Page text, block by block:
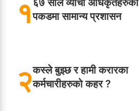
१६७ साले व्याची अधिकृतहरुको
पकडमा सामान्य प्रशासन
२कस्ले बुझ्छ र हामी करारका
कर्मचारीहरुको कहर ?